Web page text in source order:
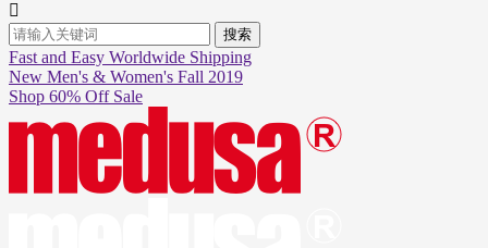

搜索
Fast and Easy Worldwide Shipping
New Men's & Women's Fall 2019
Shop 60% Off Sale